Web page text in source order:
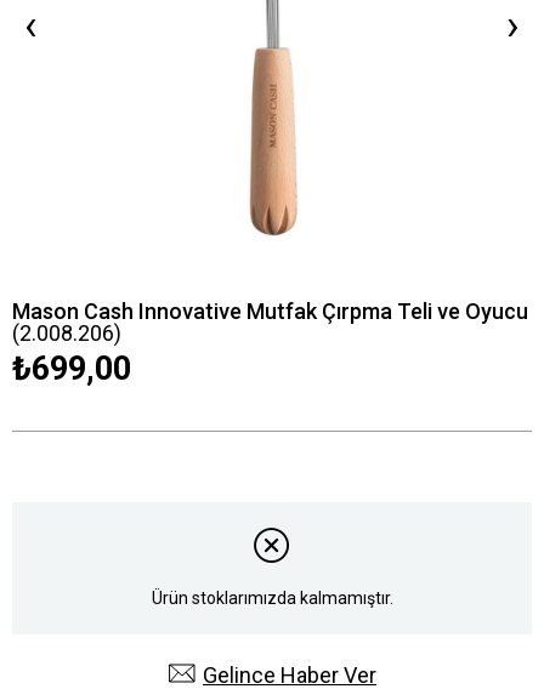
‹ ›
Mason Cash Innovative Mutfak Çırpma Teli ve Oyucu
(2.008.206)
₺699,00
Ürün stoklarımızda kalmamıştır.
Gelince Haber Ver